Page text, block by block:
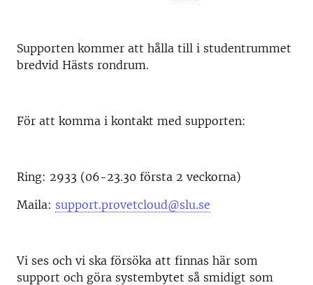
Supporten kommer att hålla till i studentrummet
bredvid Hästs rondrum.
För att komma i kontakt med supporten:
Ring: 2933 (06-23.30 första 2 veckorna)
Maila: support.provetcloud@slu.se
Vi ses och vi ska försöka att finnas här som
support och göra systembytet så smidigt som